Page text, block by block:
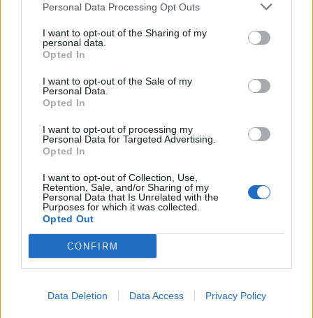
Personal Data Processing Opt Outs
I want to opt-out of the Sharing of my
personal data.
Opted In
I want to opt-out of the Sale of my
Personal Data.
Opted In
I want to opt-out of processing my
Personal Data for Targeted Advertising.
Opted In
I want to opt-out of Collection, Use,
Retention, Sale, and/or Sharing of my
Personal Data that Is Unrelated with the
Purposes for which it was collected.
Opted Out
CONFIRM
Data Deletion Data Access Privacy Policy
SPETTACOLI
SCIENZA E TECH
Libero ShoppingContattiPubblicitàCookie policy
Condizioni generali
Editoriale Libero S.r.l. - Sede Legale: Via dell’Aprica 18, 20158 Milano -
Registro Imprese di Milano Monza Brianza Lodi: C.F. e P.IVA 06823221004 -
Tutti i diritti riservati - ISSN (sito web): 2531-6370